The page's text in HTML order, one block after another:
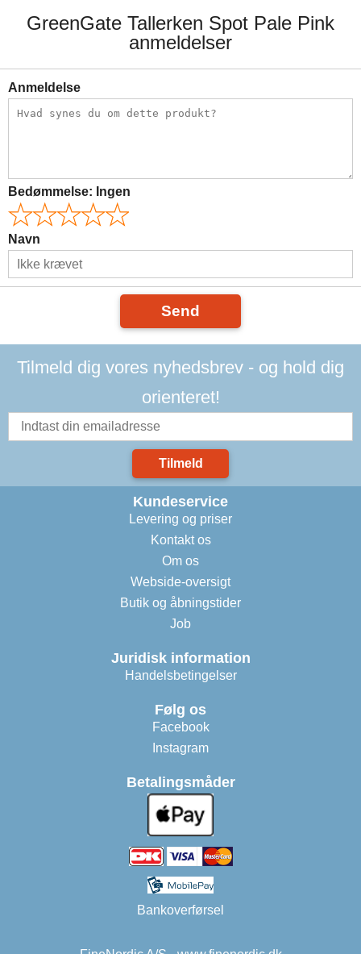
GreenGate Tallerken Spot Pale Pink
anmeldelser
Anmeldelse
Bedømmelse: Ingen
Navn
Send
Tilmeld dig vores nyhedsbrev - og hold dig
orienteret!
Tilmeld
Kundeservice
Levering og priser
Kontakt os
Om os
Webside-oversigt
Butik og åbningstider
Job
Juridisk information
Handelsbetingelser
Følg os
Facebook
Instagram
Betalingsmåder
Bankoverførsel